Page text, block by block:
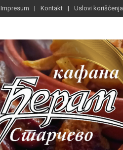
Impresum Kontakt Uslovi korišćenja